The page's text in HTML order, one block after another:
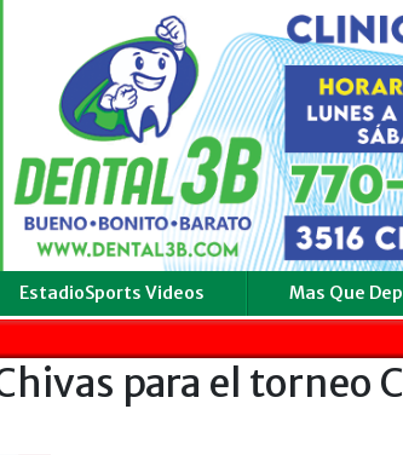
EstadioSports Videos Mas Que
para el torneo